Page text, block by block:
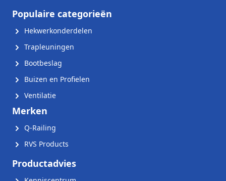
Populaire categorieën
Hekwerkonderdelen
Trapleuningen
Bootbeslag
Buizen en Profielen
Ventilatie
Merken
Q-Railing
RVS Products
Productadvies